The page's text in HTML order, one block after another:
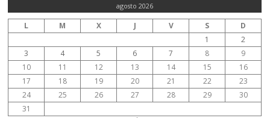
agosto 2026
L M X J V S
D
1
2
3
4 5 6 7 8
9
10
11 12 13 14 15
16
17
18 19 20 21 22
23
24
25 26 27 28 29
30
31